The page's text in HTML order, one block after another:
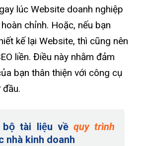
lúc Website doanh nghiệp
chỉnh. Hoặc, nếu bạn
kế lại Website, thì cũng nên
liền. Điều này nhằm đảm
bạn thân thiện với công cụ
bộ tài liệu về quy trình
nhà kinh doanh